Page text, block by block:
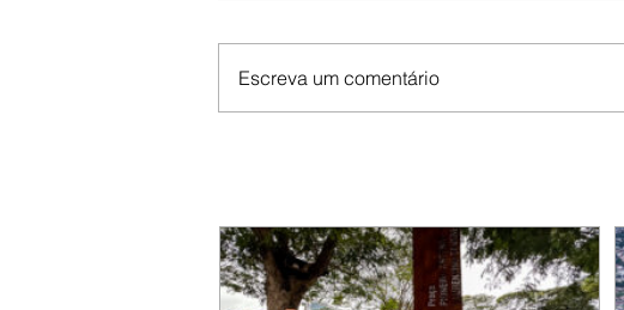
Escreva um comentário